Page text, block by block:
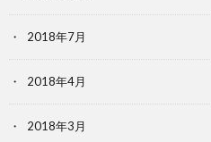
2018年7月
2018年4月
2018年3月